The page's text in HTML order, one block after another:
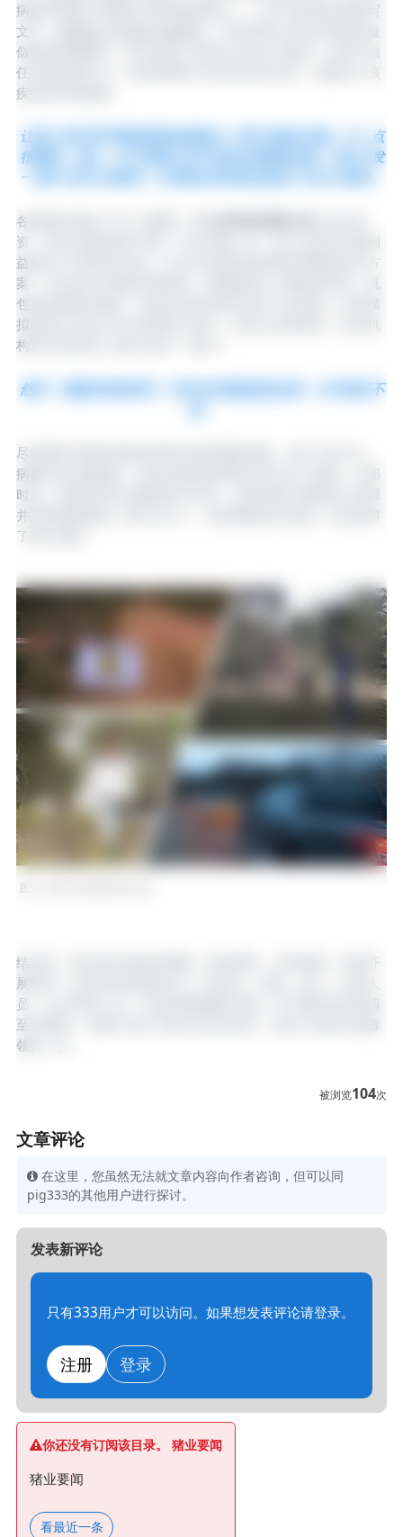
病毒在野猪中传播的主要风险因素之一。由于害怕或反感填写
文件，
似病例的重要性，但许多猎人仍然对当局心存疑虑。这种不信
任导致检测不足，许多野猪死亡情况未得到分析。这阻碍了该
疾病的早期检测。
让猎人意识到早期检测意味着能在一两年内解决问题，这一点
很重要。相反，由于检测不及时导致非洲猪瘟传播，将会引发
一场旷日持久的疫情，对养猪业和狩猎业都会产生巨大影响。
‍各国做好准备工作十分重要：要在
资，发布详细的操作手册，针对运输人员、猎人及其他关键利
益相关方开展宣传活动，并为任何疑似疫情制定明确的应对方
案。无论是针对家猪还是野猪，都需要进行大量模拟演练，既
包括桌面推演场景，也包括在真实野外条件下的演练。这些模
拟演练不仅应让官方兽医部门参与，还应让狩猎组织、执法机
构和环境管理人员参与其中（图 4）。
然而，德国的经验表明，所有这些措施虽然必要，但可能还不
尽管拥有完善的兽医体系和先进的预防措施，但在 2020 年，
病毒仍无法被阻挡，通过受感染的野猪从波兰传入该国。从那
时起，病毒在野生动物群体中扎根，迫使该国大规模投入资源
并采取遏制措施。数年过去了，这些措施仍在实施，但仅取得
了部分成效。
‍图 2. 野猪非洲猪瘟模拟演练
‍结论是，我们绝不能放松警惕。保持警觉、尽早检测、持续开
展培训，以及所有利益相关方（农场主、兽医、猎人、运输人
员、公共管理人员）之间保持畅通的沟通，对于预判潜在疫情
至关重要。关键不仅在于做出良好的应对，更在于始终比病毒
领先一步。
被浏览104次
文章评论
在这里，您虽然无法就文章内容向作者咨询，但可以同
pig333的其他用户进行探讨。
发表新评论
只有333用户才可以访问。如果想发表评论请登录。
注册 登录
你还没有订阅该目录。 猪业要闻
猪业要闻
看最近一条